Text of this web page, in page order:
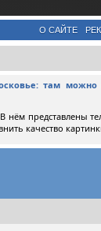
О САЙТЕ
там можно
представлены
качество